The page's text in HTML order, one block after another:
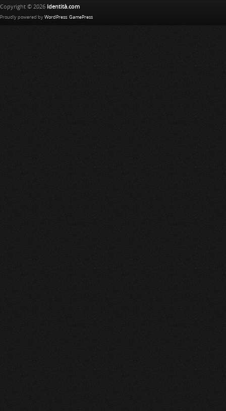
Copyright © 2026 Identità.com
Proudly powered by WordPress. GamePress